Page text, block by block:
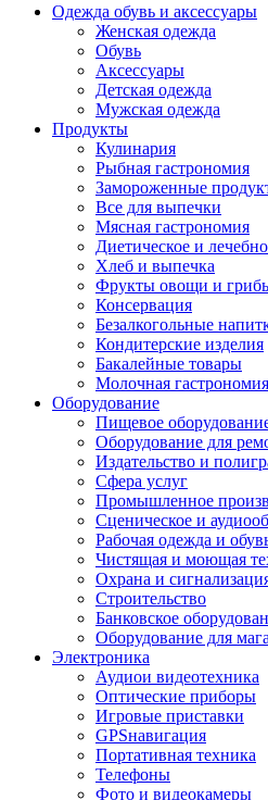
Одежда обувь и аксессуары
Женская одежда
Обувь
Аксессуары
Детская одежда
Мужская одежда
Продукты
Кулинария
Рыбная гастрономия
Замороженные
Все для выпечки
Мясная гастрономия
Диетическое и
Хлеб и выпечка
Фрукты овощи и
Консервация
Безалкогольные
Кондитерские изделия
Бакалейные товары
Молочная гастрономия
Оборудование
Пищевое
Оборудование для
Издательство и
Сфера услуг
Промышленное
Сценическое и
Рабочая одежда и
Чистящая и моющая
Охрана и
Строительство
Банковское
Оборудование для
Электроника
Аудиои видеотехника
Оптические приборы
Игровые приставки
GPSнавигация
Портативная техника
Телефоны
Фото и видеокамеры